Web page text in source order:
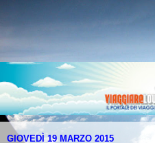
GIOVEDÌ 19 MARZO 2015